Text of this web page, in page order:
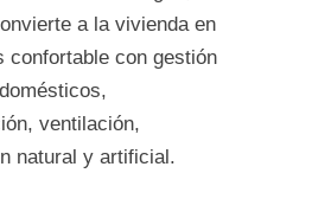
a la vivienda en
confortable con gestión
ventilación,
natural y artificial.